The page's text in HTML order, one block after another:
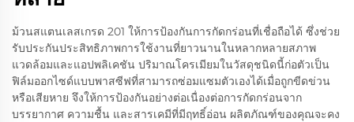
ม้วนสแตนเลสเกรด 201 ให้การป้องกันการกัดกร่อนที่เชื่อถือได้ ซึ่งช่วย
รับประกันประสิทธิภาพการใช้งานที่ยาวนานในหลากหลายสภาพ
แวดล้อมและแอปพลิเคชัน ปริมาณโครเมียมในวัสดุชนิดนี้ก่อตัวเป็น
ฟิล์มออกไซด์แบบพาสซีฟที่สามารถซ่อมแซมตัวเองได้เมื่อถูกขีดข่วน
หรือเสียหาย จึงให้การป้องกันอย่างต่อเนื่องต่อการกัดกร่อนจาก
บรรยากาศ ความชื้น และสารเคมีที่มีฤทธิ์อ่อน ผลิตภัณฑ์ของคุณจะคง